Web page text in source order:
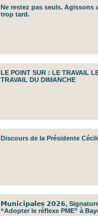
Ne restez pas seuls. Agissons
trop tard.
LE POINT SUR : LE TRAVAIL
TRAVAIL DU DIMANCHE
Discours de la Présidente
𝗠𝘂𝗻𝗶𝗰𝗶𝗽𝗮𝗹𝗲𝘀 𝟮𝟬𝟮𝟲,
“Adopter le réflexe PME” à